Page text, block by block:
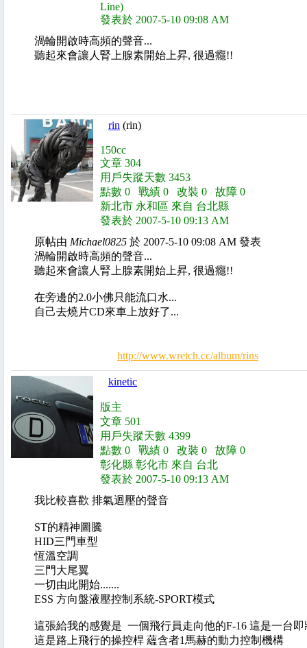
Line)
發表於 2007-5-10 09:08 AM
渦輪開啟時高頻的聲音...
聽起來會讓人腎上腺素開始上昇, 很過癮!!
rin (rin)
150cc
文章 304
用戶失蹤天數 3453
點數 0 戰績 0 改裝 0 故障 0
新北市 永和區 來自 台北縣
發表於 2007-5-10 09:13 AM
原帖由 Michael0825 於 2007-5-10 09:08 AM 發表
渦輪開啟時高頻的聲音...
聽起來會讓人腎上腺素開始上昇, 很過癮!!
在旁邊的2.0小佛只能流口水...
自己去燒片CD來車上放好了...
http://www.wretch.cc/album/rins
kinetic
版主
文章 501
用戶失蹤天數 4399
點數 0 戰績 0 改裝 0 故障 0
彰化縣 彰化市 來自 台北
發表於 2007-5-10 09:13 AM
我比較喜歡 排氣迴壓的聲音
ST的精神圖騰
HID三門車型
恆溫空調
三門大尾翼
一切由此開始.......
ESS 方向盤液壓控制系統-SPORT模式
這張給我的感覺是 一個飛行員走向他的F-16 這是一台即
這是路上飛行的操控桿 蘊含者1馬赫的動力控制機構